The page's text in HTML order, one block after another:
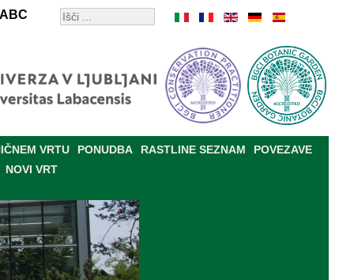
ABC
VRTU PONUDBA RASTLINE SEZNAM
POVEZAVE
NOVI VRT